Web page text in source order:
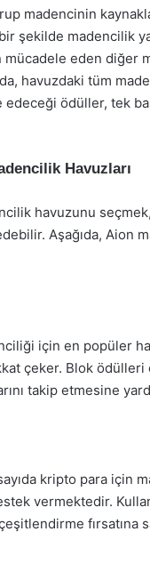
madencinin
şekilde madencilik
mücadele eden
havuzdaki tüm
ödüller, tek
Havuzları
havuzunu
Aşağıda, Aion
için en popüler
çeker. Blok ödülleri
takip etmesine
kripto para için
vermektedir.
fırsatına